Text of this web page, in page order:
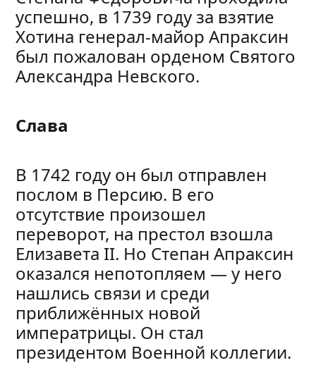
успешно, в 1739 году за взятие
Хотина генерал-майор Апраксин
был пожалован орденом Святого
Александра Невского.
Слава
В 1742 году он был отправлен
послом в Персию. В его
отсутствие произошел
переворот, на престол взошла
Елизавета II. Но Степан Апраксин
оказался непотопляем — у него
нашлись связи и среди
приближённых новой
императрицы. Он стал
президентом Военной коллегии.